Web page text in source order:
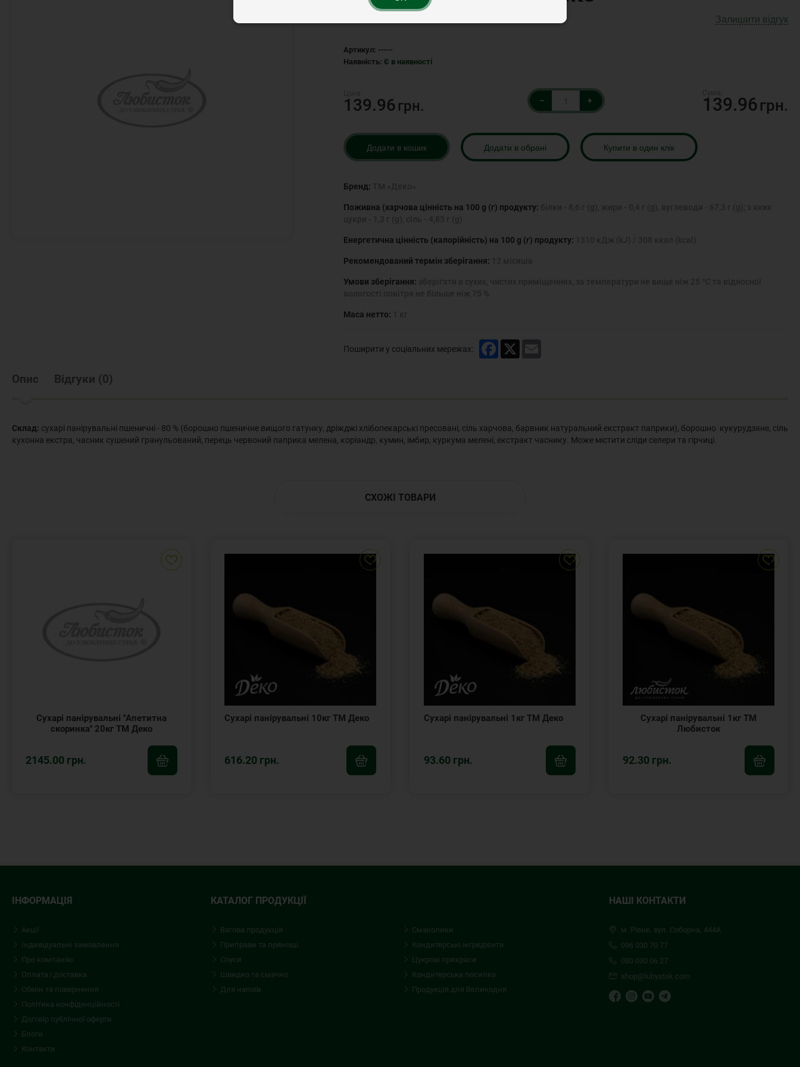
Залишити відгук
Артикул: -----
Наявність: Є в наявності
139.96 грн. – + 139.96 грн.
Додати в кошик Додати в обрані Купити в один клік
Бренд:
Поживна (харчова цінність на 100 g (г) продукту:
Енергетична цінність (калорійність) на 100 g (г) продукту:
Рекомендований термін зберігання:
Умови зберігання:
Маса нетто:
Поширити у соціальних мережах: Facebook
Опис Відгуки (0)
Склад: сухарі панірувальні пшеничні - 80 % (борошно пшеничне вищого гатунку, дріжджі хлібопекарські пресовані, сіль харчова, барвник натуральний екстракт паприки), борошно кукурудзяне, сіль
кухонна екстра, часник сушений гранульований, перець червоний паприка мелена, коріандр, кумин, імбир, куркума мелені, екстракт часнику. Може містити сліди селери та гірчиці.
СХОЖІ ТОВАРИ
Сухарі панірувальні ''Апетитна
скоринка'' 20кг ТМ Деко
2145.00 грн.
Сухарі панірувальні 10кг ТМ Деко
616.20 грн.
Сухарі панірувальні 1кг ТМ Деко
93.60 грн.
Сухарі панірувальні 1кг ТМ
Любисток
92.30 грн.
ІНФОРМАЦІЯ
Акції
Індивідуальні замовлення
Про компанію
Оплата і доставка
Обмін та повернення
Політика конфіденційності
Договір публічної оферти
Блоги
Контакти
КАТАЛОГ ПРОДУКЦІЇ
Вагова продукція
Приправи та прянощі
Соуси
Швидко та смачно
Для напоїв
Смаколики
Кондитерські iнгредієнти
Цукрові прикраси
Кондитерська посипка
Продукція для Великодня
НАШІ КОНТАКТИ
м. Рівне, вул. Соборна, 444А
096 030 70 77
080 030 06 27
shop@lubystok.com